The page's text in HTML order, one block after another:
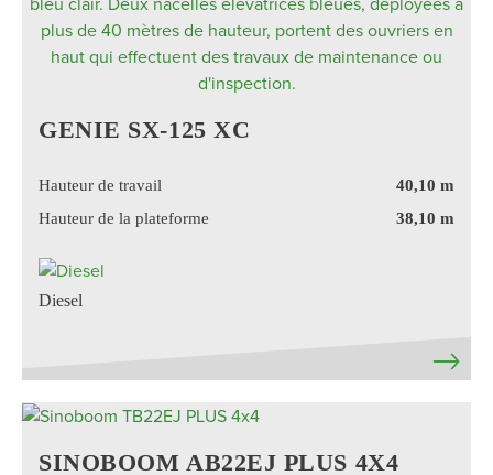
GENIE SX-125 XC
Hauteur de travail
40,10 m
Hauteur de la plateforme
38,10 m
Diesel
SINOBOOM AB22EJ PLUS 4X4